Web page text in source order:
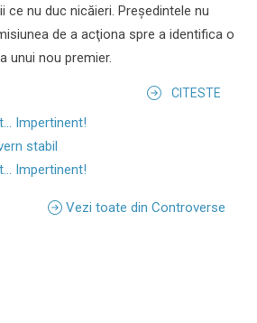
ce nu duc nicăieri. Preşedintele nu
de a acţiona spre a identifica o
unui nou premier.
CITESTE
Impertinent!
stabil
Impertinent!
Vezi toate din Controverse